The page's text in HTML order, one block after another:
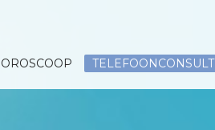
TELEFOONCONSULT